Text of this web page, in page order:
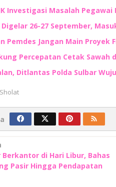
Investigasi Masalah Pegawai
26-27 September,
Pemdes Jangan Main Proyek
Percepatan Cetak Sawah
Ditlantas Polda Sulbar
Berkantor di Hari Libur, Bahas
Pasir Hingga Pendapatan